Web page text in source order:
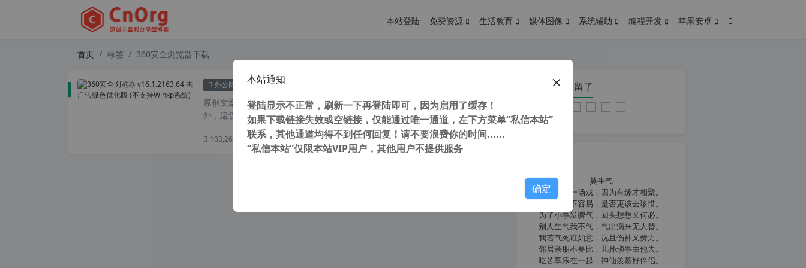
本站登陆 免费资源 生活教育 媒体图像 系统辅助 编程开发 苹果安卓
首页 标签 360安全浏览器下载
办公网络 360安全浏览器 v16.1.2163.64 去广告绿色优化版 (不支持Winxp系统)
原创文章，转载请注明： 转载自 cnorg.12hp.de 注意： 由于网站空间位于国
外，建议避开晚上的访问高...
103,269 次浏览次阅读 2026年7月31日
您在本页停留了
莫生气
人生就像一场戏，因为有缘才相聚。
相扶到老不容易，是否更该去珍惜。
为了小事发脾气，回头想想又何必。
别人生气我不气，气出病来无人替。
我若气死谁如意，况且伤神又费力。
邻居亲朋不要比，儿孙琐事由他去。
吃苦享乐在一起，神仙羡慕好伴侣。
本站通知
登陆显示不正常，刷新一下再登陆即可，因为启用了缓存！
如果下载链接失效或空链接，仅能通过唯一通道，左下方菜单“私信本站”
联系，其他通道均得不到任何回复！请不要浪费你的时间......
“私信本站”仅限本站VIP用户，其他用户不提供服务
确定